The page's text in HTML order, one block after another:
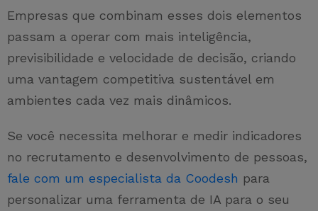
Empresas que combinam esses dois elementos
passam a operar com mais inteligência,
previsibilidade e velocidade de decisão, criando
uma vantagem competitiva sustentável em
ambientes cada vez mais dinâmicos.
Se você necessita melhorar e medir indicadores
no recrutamento e desenvolvimento de pessoas,
fale com um especialista da Coodesh para
personalizar uma ferramenta de IA para o seu